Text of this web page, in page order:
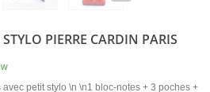
PIERRE CARDIN PARIS
petit stylo \n \n1 bloc-notes + 3 poches +